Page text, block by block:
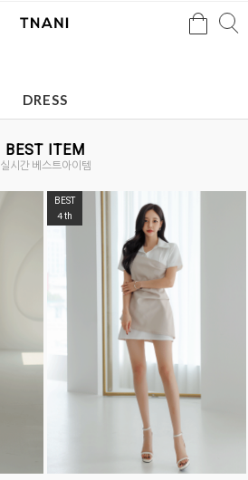
검색
DRESS
BEST ITEM
실시간 베스트아이템
BEST
4th